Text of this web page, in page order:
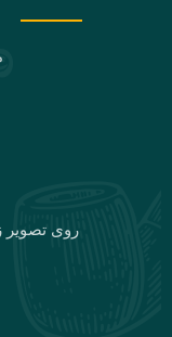
روی تصویر